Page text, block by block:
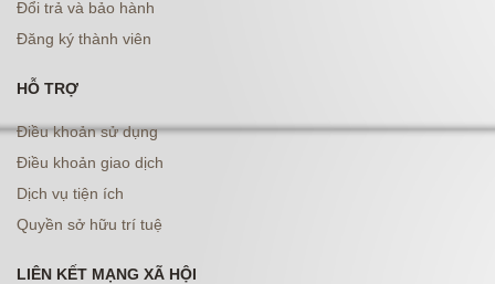
Đổi trả và bảo hành
Đăng ký thành viên
HỖ TRỢ
Điều khoản sử dụng
Điều khoản giao dịch
Dịch vụ tiện ích
Quyền sở hữu trí tuệ
LIÊN KẾT MẠNG XÃ HỘI